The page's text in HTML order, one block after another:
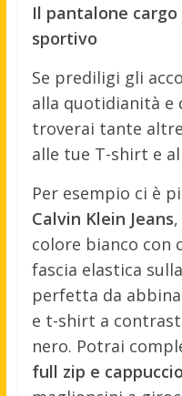
Il pantalone
sportivo
Se prediligi gli
alla quotidianità e
troverai tante
alle tue T-shirt e
Per esempio ci è
Calvin Klein Jeans
colore bianco con
fascia elastica
perfetta da
e t-shirt a
nero. Potrai
full zip e cappuccio